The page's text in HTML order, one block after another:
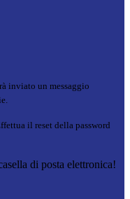
inviato un messaggio
il reset della password
di posta elettronica!